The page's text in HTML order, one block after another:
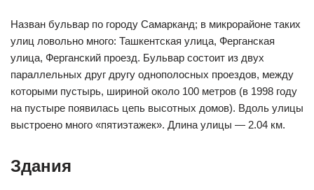
Назван бульвар по городу Самарканд; в микрорайоне таких
улиц ловольно много: Ташкентская улица, Ферганская
улица, Ферганский проезд. Бульвар состоит из двух
параллельных друг другу однополосных проездов, между
которыми пустырь, шириной около 100 метров (в 1998 году
на пустыре появилась цепь высотных домов). Вдоль улицы
выстроено много «пятиэтажек». Длина улицы — 2.04 км.
Здания